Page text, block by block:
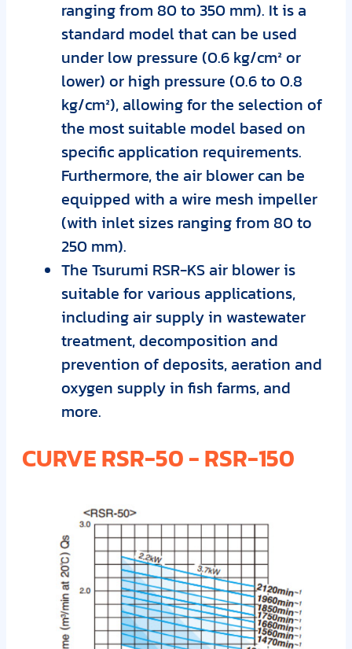
ranging from 80 to 350 mm). It is a
standard model that can be used
under low pressure (0.6 kg/cm² or
lower) or high pressure (0.6 to 0.8
kg/cm²), allowing for the selection of
the most suitable model based on
specific application requirements.
Furthermore, the air blower can be
equipped with a wire mesh impeller
(with inlet sizes ranging from 80 to
250 mm).
The Tsurumi RSR-KS air blower is
suitable for various applications,
including air supply in wastewater
treatment, decomposition and
prevention of deposits, aeration and
oxygen supply in fish farms, and
more.
CURVE RSR-50 - RSR-150